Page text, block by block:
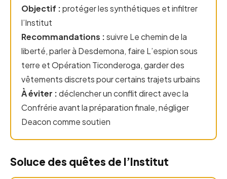
Objectif :protéger les synthétiques et infiltrer
l’Institut
Recommandations :suivre Le chemin de la
liberté, parler à Desdemona, faire L’espion sous
terre et Opération Ticonderoga, garder des
vêtements discrets pour certains trajets urbains
À éviter :déclencher un conflit direct avec la
Confrérie avant la préparation finale, négliger
Deacon comme soutien
Soluce des quêtes de l’Institut